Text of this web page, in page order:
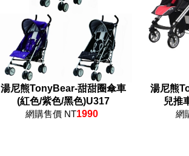
湯尼熊TonyBear-甜甜圈傘車
(紅色/紫色/黑色)U317
網購售價 NT1990
湯尼熊
兒推
網